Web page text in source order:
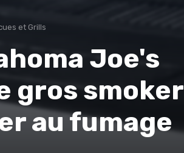
et Grills
Joe's
gros smoker
au fumage